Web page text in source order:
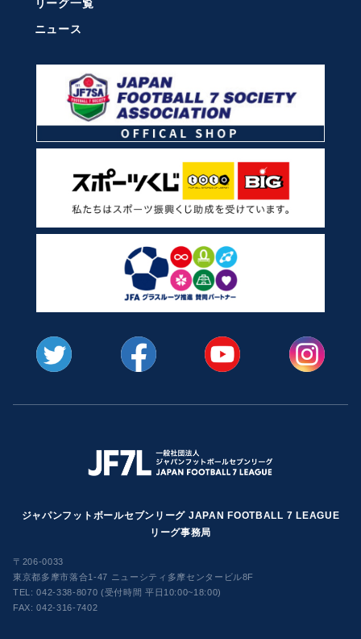
リーグ一覧
ニュース
ジャパンフットボールセブンリーグ JAPAN FOOTBALL 7 LEAGUE
リーグ事務局
〒206-0033
東京都多摩市落合1-47 ニューシティ多摩センタービル8F
TEL:042-338-8070 (受付時間 平日10:00~18:00)
FAX: 042-316-7402